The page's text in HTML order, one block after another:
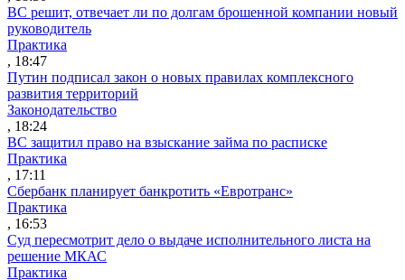
ВС решит, отвечает ли по долгам брошенной компании новый
руководитель
Практика
, 18:47
Путин подписал закон о новых правилах комплексного
развития территорий
Законодательство
, 18:24
ВС защитил право на взыскание займа по расписке
Практика
, 17:11
Сбербанк планирует банкротить «Евротранс»
Практика
, 16:53
Суд пересмотрит дело о выдаче исполнительного листа на
решение МКАС
Практика